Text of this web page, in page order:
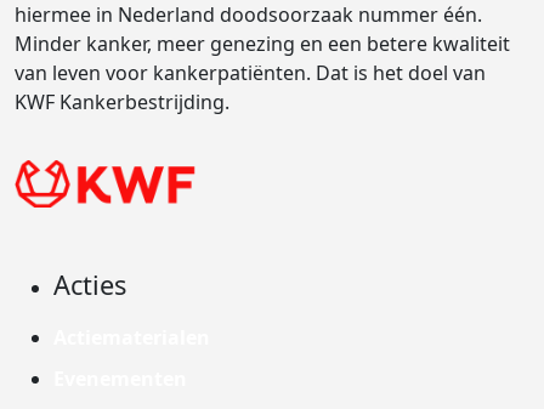
hiermee in Nederland doodsoorzaak nummer één.
Minder kanker, meer genezing en een betere kwaliteit
van leven voor kankerpatiënten. Dat is het doel van
KWF Kankerbestrijding.
Acties